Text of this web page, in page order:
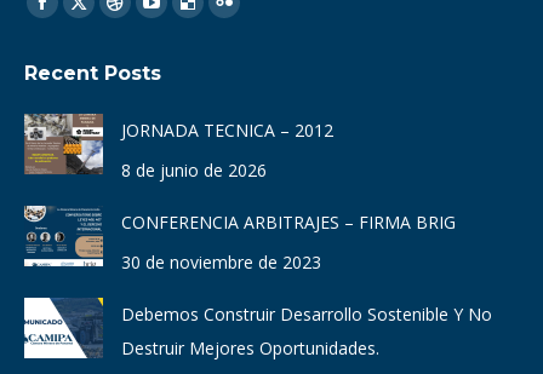
Facebook
opens
in
new
window
X
opens
in
new
window
Dribbble
opens
new
window
YouTube
opens
new
window
Delicious
new
window
Flickr
new
window
Recent Posts
JORNADA TECNICA – 2012
8 de junio de 2026
CONFERENCIA ARBITRAJES – FIRMA BRIG
30 de noviembre de 2023
Debemos Construir Desarrollo Sostenible Y No
Destruir Mejores Oportunidades.